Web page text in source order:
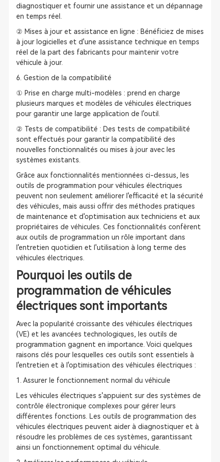
diagnostiquer et fournir une assistance et un dépannage
en temps réel.
② Mises à jour et assistance en ligne : Bénéficiez de mises
à jour logicielles et d'une assistance technique en temps
réel de la part des fabricants pour maintenir votre
véhicule à jour.
6. Gestion de la compatibilité
① Prise en charge multi-modèles : prend en charge
plusieurs marques et modèles de véhicules électriques
pour garantir une large application de l'outil.
② Tests de compatibilité : Des tests de compatibilité
sont effectués pour garantir la compatibilité des
nouvelles fonctionnalités ou mises à jour avec les
systèmes existants.
Grâce aux fonctionnalités mentionnées ci-dessus, les
outils de programmation pour véhicules électriques
peuvent non seulement améliorer l'efficacité et la sécurité
des véhicules, mais aussi offrir des méthodes pratiques
de maintenance et d'optimisation aux techniciens et aux
propriétaires de véhicules. Ces fonctionnalités confèrent
aux outils de programmation un rôle important dans
l'entretien quotidien et l'utilisation à long terme des
véhicules électriques.
Pourquoi les outils de
programmation de véhicules
électriques sont importants
Avec la popularité croissante des véhicules électriques
(VE) et les avancées technologiques, les outils de
programmation gagnent en importance. Voici quelques
raisons clés pour lesquelles ces outils sont essentiels à
l'entretien et à l'optimisation des véhicules électriques :
1. Assurer le fonctionnement normal du véhicule
Les véhicules électriques s'appuient sur des systèmes de
contrôle électronique complexes pour gérer leurs
différentes fonctions. Les outils de programmation des
véhicules électriques peuvent aider à diagnostiquer et à
résoudre les problèmes de ces systèmes, garantissant
ainsi un fonctionnement optimal du véhicule.